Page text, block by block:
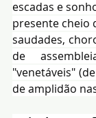
escadas e
presente cheio
saudades,
de
"venetáveis"
de amplidão